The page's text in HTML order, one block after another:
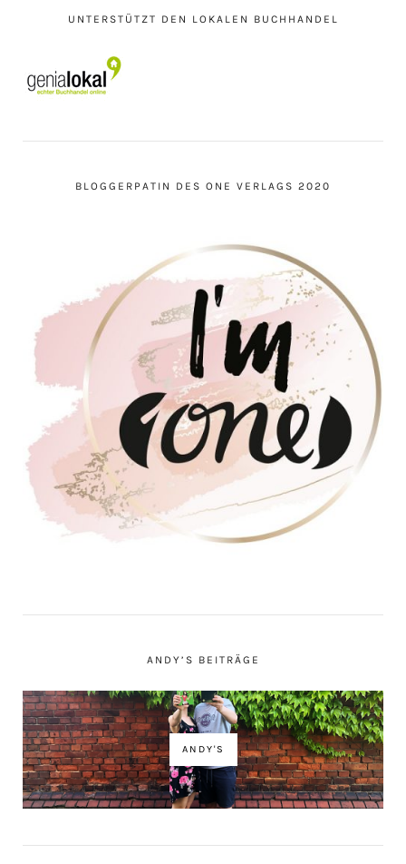
UNTERSTÜTZT DEN LOKALEN BUCHHANDEL
BLOGGERPATIN DES ONE VERLAGS 2020
ANDY’S BEITRÄGE
ANDY'S